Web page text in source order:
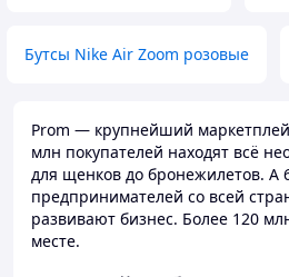
Бутсы Nike Air Zoom розовые
Prom — крупнейший
млн покупателей находят всё
для щенков до бронежилетов. А
предпринимателей со всей
развивают бизнес. Более 120
месте.